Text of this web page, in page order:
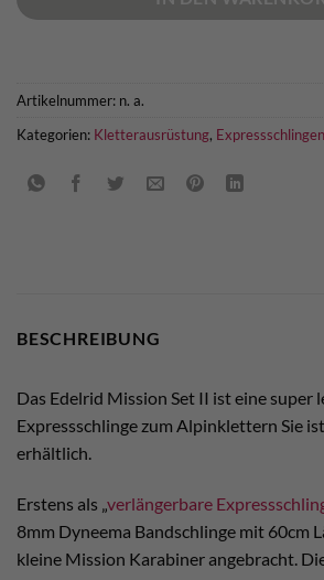
Artikelnummer: n. a.
Kategorien: Kletterausrüstung, Expressschlingen
BESCHREIBUNG
Das Edelrid Mission Set II ist eine super
Expressschlinge zum Alpinklettern Sie
erhältlich.
Erstens als „ verlängerbare
8mm Dyneema Bandschlinge mit 60cm
kleine Mission Karabiner angebracht.